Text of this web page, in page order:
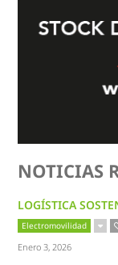
NOTICIAS
LOGÍSTICA
Electromovilidad
Enero 3, 2026